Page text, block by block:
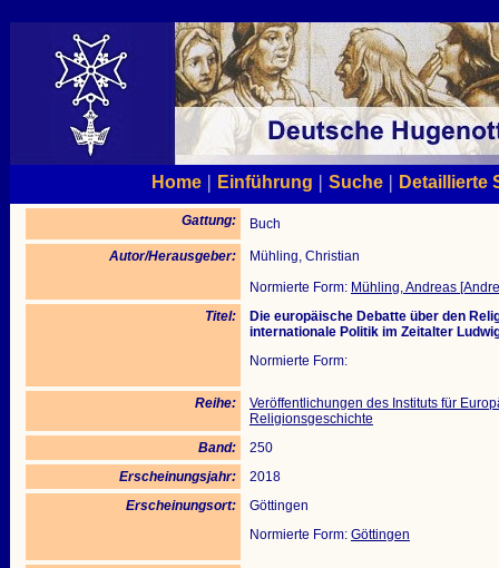
Home| Einführung | Suche| Detaillierte
Gattung: Buch
Autor/Herausgeber:
Mühling, Christian
Normierte Form: Mühling, Andreas
Titel:
Die europäische Debatte über den
internationale Politik im Zeitalter
Normierte Form:
Reihe:
Veröffentlichungen des Instituts für
Religionsgeschichte
Band:
250
Erscheinungsjahr:
2018
Erscheinungsort:
Göttingen
Normierte Form: Göttingen